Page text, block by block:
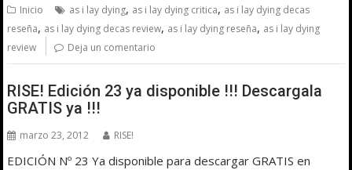
Inicio as i lay dying, as i lay dying critica, as i lay dying decas
reseña, as i lay dying decas review, as i lay dying reseña, as i lay dying
review
Deja un comentario
RISE! Edición 23 ya disponible !!! Descargala
GRATIS ya !!!
marzo 23, 2012 RISE!
EDICIÓN Nº 23 Ya disponible para descargar GRATIS en